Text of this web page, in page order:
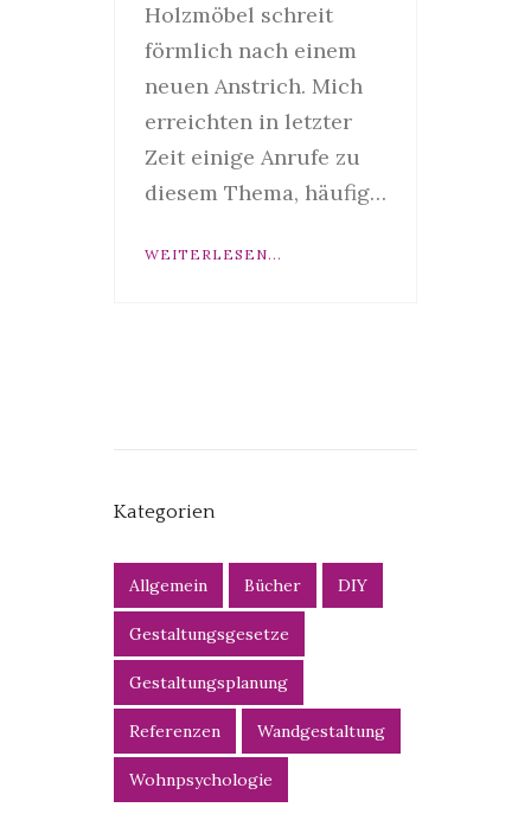
Holzmöbel schreit
förmlich nach einem
neuen Anstrich. Mich
erreichten in letzter
Zeit einige Anrufe zu
diesem Thema, häufig…
WEITERLESEN...
Kategorien
Allgemein Bücher DIY
Gestaltungsgesetze
Gestaltungsplanung
Referenzen Wandgestaltung
Wohnpsychologie